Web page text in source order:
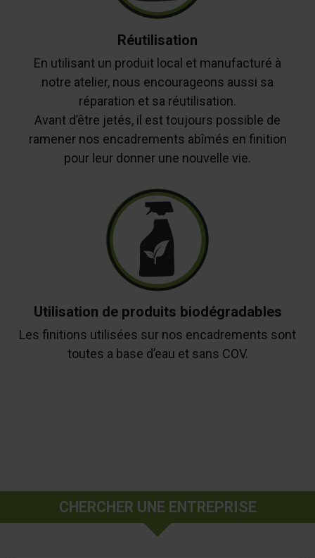
Réutilisation
En utilisant un produit local et manufacturé à
notre atelier, nous encourageons aussi sa
réparation et sa réutilisation.
Avant d’être jetés, il est toujours possible de
ramener nos encadrements abîmés en finition
pour leur donner une nouvelle vie.
Utilisation de produits biodégradables
Les finitions utilisées sur nos encadrements sont
toutes a base d’eau et sans COV.
CHERCHER UNE ENTREPRISE